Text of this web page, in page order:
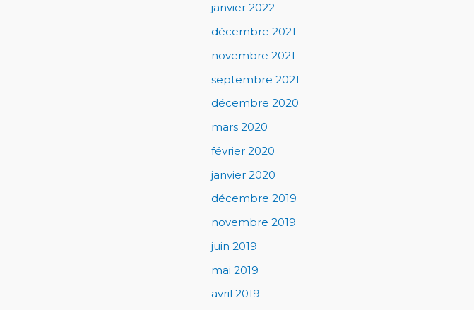
janvier 2022
décembre 2021
novembre 2021
septembre 2021
décembre 2020
mars 2020
février 2020
janvier 2020
décembre 2019
novembre 2019
juin 2019
mai 2019
avril 2019